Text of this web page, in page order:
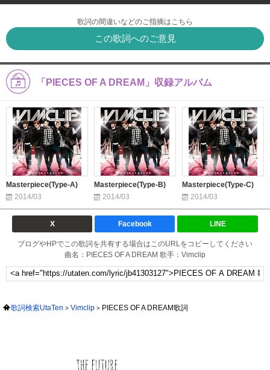
歌詞の間違いなどのご指摘はこちら
この歌詞へのご意見
「PIECES OF A DREAM」収録アルバム
Masterpiece(Type-A)
2014/03
Masterpiece(Type-B)
2014/03
Masterpiece(Type-C)
2014/03
X Facebook LINE
ブログやHPでこの歌詞を共有する場合はこのURLをコピーしてください
曲名：PIECES OF A DREAM 歌手：Vimclip
歌詞検索UtaTen Vimclip PIECES OF A DREAM歌詞